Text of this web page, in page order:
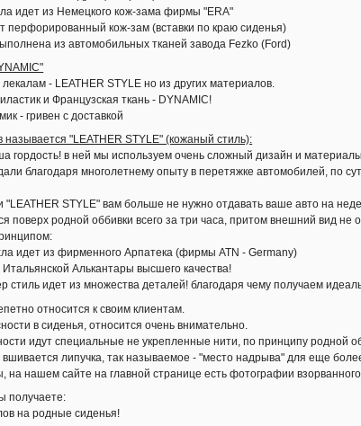
идет из Немецкого кож-зама фирмы "ERA"
перфорированный кож-зам (вставки по краю сиденья)
из автомобильных тканей завода Fezko (Ford)
- LEATHER STYLE но из других материалов.
и Французская ткань - DYNAMIC!
- гривен с доставкой
называется "LEATHER STYLE" (кожаный стиль):
гордость! в ней мы используем очень сложный дизайн и
благодаря многолетнему опыту в перетяжке автомобилей, по
"LEATHER STYLE" вам больше не нужно отдавать ваше авто на
поверх родной оббивки всего за три часа, притом внешний вид не
идет из фирменного Арпатека (фирмы ATN - Germany)
Алькантары высшего качества!
стиль идет из множества деталей! благодаря чему получаем
относится к своим клиентам.
в сиденья, относится очень внимательно.
идут специальные не укрепленные нити, по принципу родной
липучка, так называемое - "место надрыва" для еще
на нашем сайте на главной странице есть фотографии
получаете:
на родные сиденья!